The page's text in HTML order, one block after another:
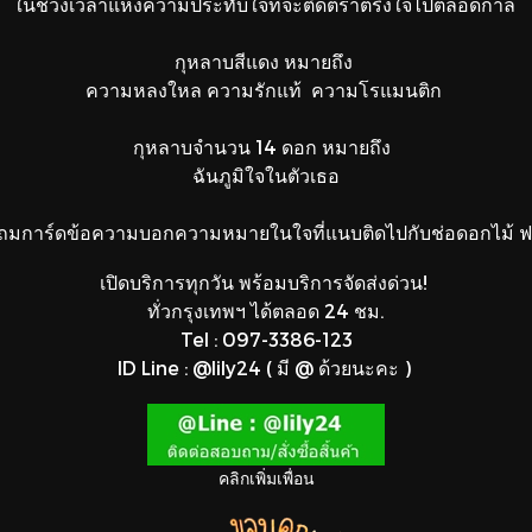
กุหลาบสีแดง หมายถึง
ความหลงใหล ความรักแท้ ความโรแมนติก
กุหลาบจำนวน 14 ดอก หมายถึง
ฉันภูมิใจในตัวเธอ
มการ์ดข้อความบอกความหมายในใจที่แนบติดไปกับช่อดอกไม้
เปิดบริการทุกวัน พร้อมบริการจัดส่งด่วน!
ทั่วกรุงเทพฯ ได้ตลอด 24 ชม.
Tel : 097-3386-123
ID Line : @lily24 ( มี @ ด้วยนะคะ )
คลิกเพิ่มเพื่อน